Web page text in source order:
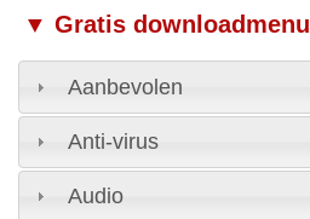
▼ Gratis downloadmenu
Aanbevolen
Anti-virus
Audio